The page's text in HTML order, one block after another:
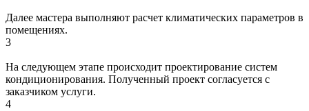
Далее мастера выполняют расчет климатических параметров в
помещениях.
3
На следующем этапе происходит проектирование систем
кондиционирования. Полученный проект согласуется с
заказчиком услуги.
4